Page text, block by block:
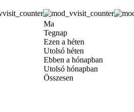
Ma
Tegnap
Ezen a héten
Utolsó héten
Ebben a hónapban
Utolsó hónapban
Összesen